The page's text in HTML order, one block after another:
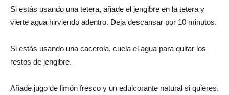
Si estás usando una tetera, añade el jengibre en la tetera y
vierte agua hirviendo adentro. Deja descansar por 10 minutos.
Si estás usando una cacerola, cuela el agua para quitar los
restos de jengibre.
Añade jugo de limón fresco y un edulcorante natural si quieres.